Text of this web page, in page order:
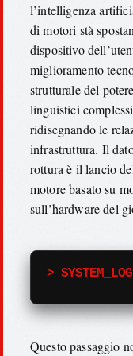
l’intelligenza
di motori stà
dispositivo
miglioramento
strutturale del
linguistici
ridisegnando le
infrastruttura. Il
rottura è il lancio
motore basato su
sull’hardware del
> SYSTEM_LOG
Questo passaggio